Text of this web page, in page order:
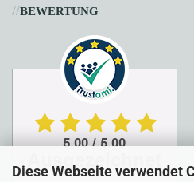
Diese Webseite verwendet
//BEWERTUNG